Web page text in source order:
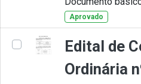
Aprovado
Edital de
Ordinária